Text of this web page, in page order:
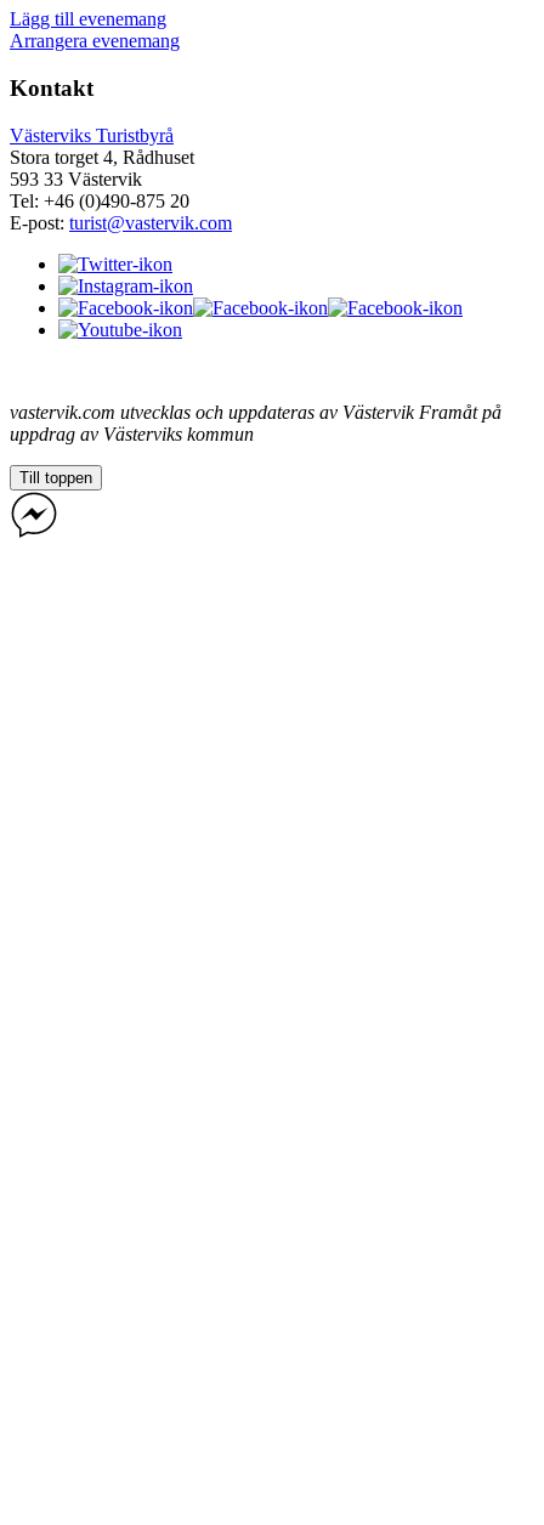
Lägg till evenemang
Arrangera evenemang
Kontakt
Västerviks Turistbyrå
Stora torget 4, Rådhuset
593 33 Västervik
Tel: +46 (0)490-875 20
E-post: turist@vastervik.com
vastervik.com utvecklas och uppdateras av Västervik Framåt på
uppdrag av Västerviks kommun
Till toppen